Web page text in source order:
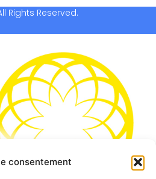
consentement
Rights Reserved.